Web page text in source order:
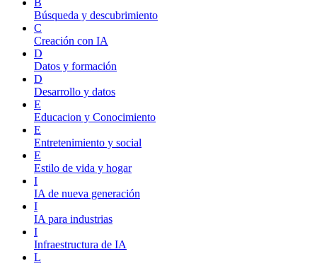
B
Búsqueda y descubrimiento
C
Creación con IA
D
Datos y formación
D
Desarrollo y datos
E
Educacion y Conocimiento
E
Entretenimiento y social
E
Estilo de vida y hogar
I
IA de nueva generación
I
IA para industrias
I
Infraestructura de IA
L